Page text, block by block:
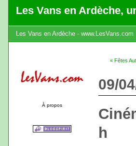
Les Vans en Ardèche,
Les Vans en Ardèche - www.LesVans.com
À propos
« Fêtes
09/
h